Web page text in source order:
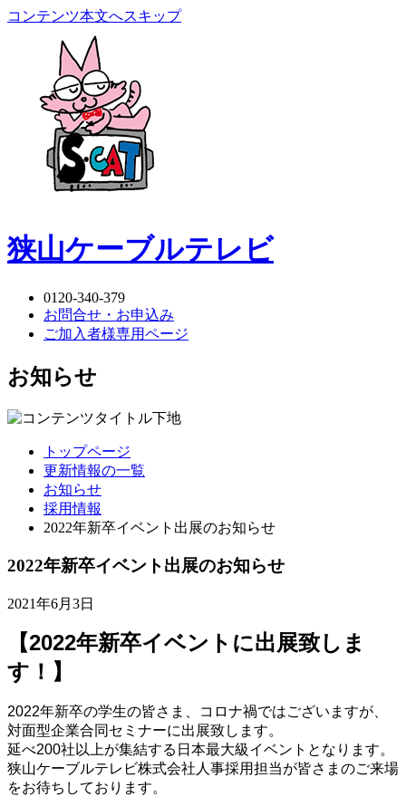
コンテンツ本文へスキップ
狭山ケーブルテレビ
0120-340-379
お問合せ・お申込み
ご加入者様専用ページ
お知らせ
トップページ
更新情報の一覧
お知らせ
採用情報
2022年新卒イベント出展のお知らせ
2022年新卒イベント出展のお知らせ
2021年6月3日
【2022年新卒イベントに出展致しま
す！】
2022年新卒の学生の皆さま、コロナ禍ではございますが、
対面型企業合同セミナーに出展致します。
延べ200社以上が集結する日本最大級イベントとなります。
狭山ケーブルテレビ株式会社人事採用担当が皆さまのご来場
をお待ちしております。